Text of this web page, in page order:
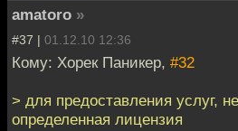
amatoro »
#37 | 01.12.10 12:36
Кому: Хорек Паникер, #32
> для предоставления услуг,
определенная лицензия